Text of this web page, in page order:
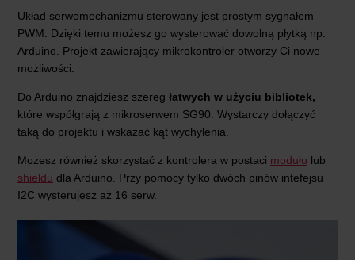
Układ serwomechanizmu sterowany jest prostym sygnałem
PWM. Dzięki temu możesz go wysterować dowolną płytką np.
Arduino. Projekt zawierający mikrokontroler otworzy Ci nowe
możliwości.
Do Arduino znajdziesz szereg łatwych w użyciu bibliotek,
które współgrają z mikroserwem SG90. Wystarczy dołączyć
taką do projektu i wskazać kąt wychylenia.
Możesz również skorzystać z kontrolera w postaci modułu lub
shieldu dla Arduino. Przy pomocy tylko dwóch pinów intefejsu
I2C wysterujesz aż 16 serw.